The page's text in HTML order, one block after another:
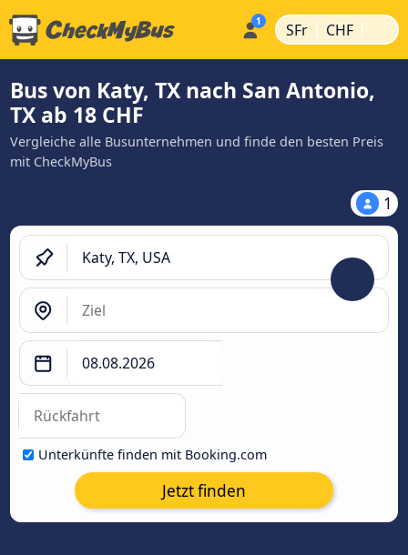
SFr | CHF |
Bus von Katy, TX nach San Antonio,
TX ab 18 CHF
Vergleiche alle Busunternehmen und finde den besten Preis
mit CheckMyBus
1
Unterkünfte finden mit Booking.com
Jetzt finden